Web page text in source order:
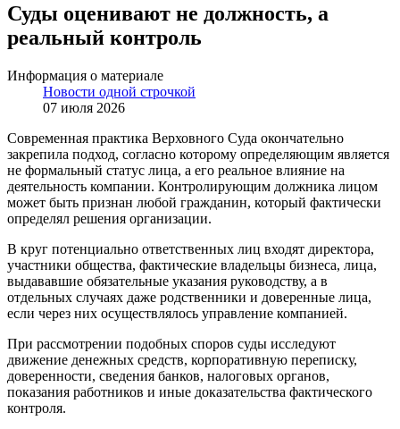
Суды оценивают не должность, а
реальный контроль
Информация о материале
Новости одной строчкой
07 июля 2026
Современная практика Верховного Суда окончательно
закрепила подход, согласно которому определяющим является
не формальный статус лица, а его реальное влияние на
деятельность компании. Контролирующим должника лицом
может быть признан любой гражданин, который фактически
определял решения организации.
В круг потенциально ответственных лиц входят директора,
участники общества, фактические владельцы бизнеса, лица,
выдававшие обязательные указания руководству, а в
отдельных случаях даже родственники и доверенные лица,
если через них осуществлялось управление компанией.
При рассмотрении подобных споров суды исследуют
движение денежных средств, корпоративную переписку,
доверенности, сведения банков, налоговых органов,
показания работников и иные доказательства фактического
контроля.